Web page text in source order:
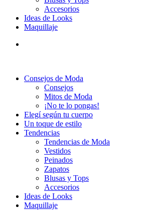
Accesorios
Ideas de Looks
Maquillaje
Consejos de Moda
Consejos
Mitos de Moda
¡No te lo pongas!
Elegí según tu cuerpo
Un toque de estilo
Tendencias
Tendencias de Moda
Vestidos
Peinados
Zapatos
Blusas y Tops
Accesorios
Ideas de Looks
Maquillaje